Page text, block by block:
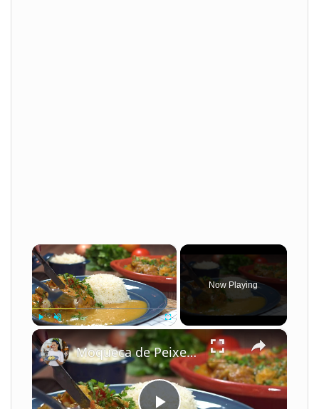
×
Fullscreen
Now Playing
×
Moqueca de Peixe com Leite de Coco e Camarão